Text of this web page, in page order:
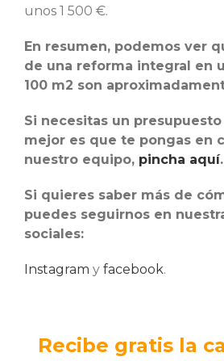
unos 1 500 €.
En resumen, podemos ver
de una reforma integral en
100 m2 son
Si necesitas un
mejor es que te pongas en
nuestro equipo, pincha aquí.
Si quieres saber más de
puedes seguirnos en
sociales:
Instagram y facebook.
Recibe gratis la